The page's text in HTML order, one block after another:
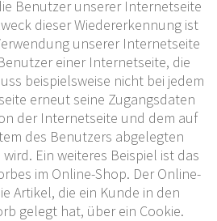
Benutzer unserer Internetseite
dieser Wiedererkennung ist
unserer Internetseite
einer Internetseite, die
beispielsweise nicht bei jedem
erneut seine Zugangsdaten
der Internetseite und dem auf
des Benutzers abgelegten
Ein weiteres Beispiel ist das
im Online-Shop. Der Online-
Artikel, die ein Kunde in den
gelegt hat, über ein Cookie.